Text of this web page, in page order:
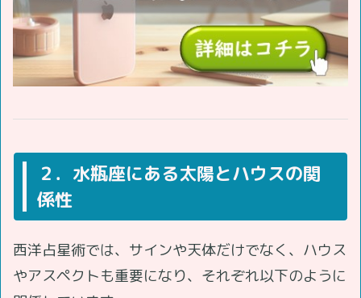
２．水瓶座にある太陽とハウスの関
係性
西洋占星術では、サインや天体だけでなく、ハウス
やアスペクトも重要になり、それぞれ以下のように